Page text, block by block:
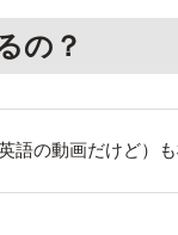
の？
語の動画だけど）